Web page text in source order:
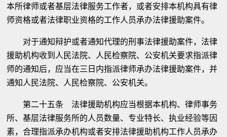
本所律师或者基层法律服务工作者，或者安排本机构具有律
师资格或者法律职业资格的工作人员承办法律援助案件。
对于通知辩护或者通知代理的刑事法律援助案件，法律
援助机构收到人民法院、人民检察院、公安机关要求指派律
师的通知后，应当在三日内指派律师承办法律援助案件，并
通知人民法院、人民检察院、公安机关。
第二十五条 法律援助机构应当根据本机构、律师事务
所、基层法律服务所的人员数量、专业特长、执业经验等因
素，合理指派承办机构或者安排法律援助机构工作人员承办